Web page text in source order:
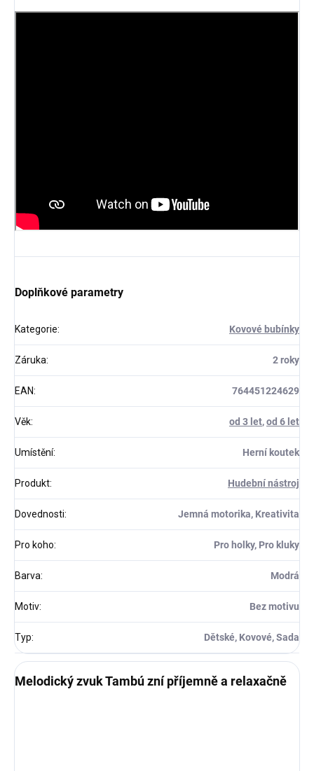
Doplňkové parametry
Kategorie: Kovové bubínky
Záruka: 2 roky
EAN: 764451224629
Věk: od 3 let,od 6 let
Umístění: Herní koutek
Produkt: Hudební nástroj
Dovednosti: Jemná motorika, Kreativita
Pro koho: Pro holky, Pro kluky
Barva: Modrá
Motiv: Bez motivu
Typ: Dětské, Kovové, Sada
Melodický zvuk Tambú zní příjemně a relaxačně